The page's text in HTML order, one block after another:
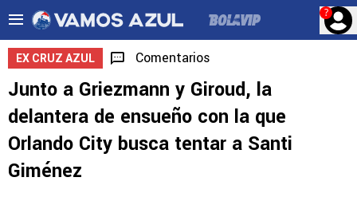
?
EX CRUZ AZUL Comentarios
Junto a Griezmann y Giroud, la
delantera de ensueño con la que
Orlando City busca tentar a Santi
Giménez